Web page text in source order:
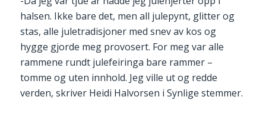
halsen. Ikke bare det, men all julepynt, glitter og
stas, alle juletradisjoner med snev av kos og
hygge gjorde meg provosert. For meg var alle
rammene rundt julefeiringa bare rammer –
tomme og uten innhold. Jeg ville ut og redde
verden, skriver Heidi Halvorsen i Synlige stemmer.